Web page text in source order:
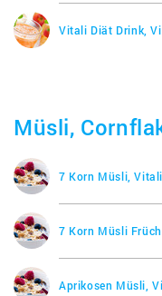
Vitali Diät Drink,
Müsli,
7 Korn Müsli,
7 Korn Müsli
Aprikosen Müsli,